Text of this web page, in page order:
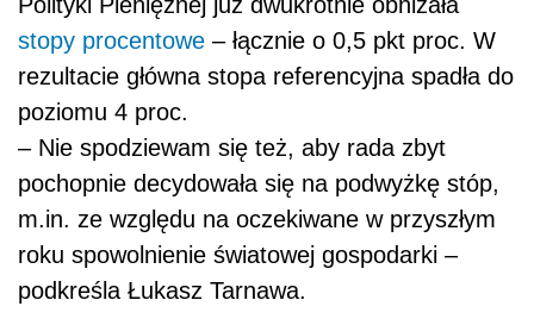
stopy procentowe – łącznie o 0,5 pkt proc. W
rezultacie główna stopa referencyjna spadła do
poziomu 4 proc.
– Nie spodziewam się też, aby rada zbyt
pochopnie decydowała się na podwyżkę stóp,
m.in. ze względu na oczekiwane w przyszłym
roku spowolnienie światowej gospodarki –
podkreśla Łukasz Tarnawa.